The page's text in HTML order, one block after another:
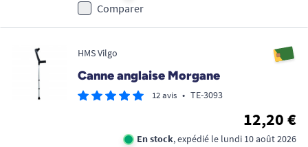
Comparer
HMS Vilgo
Canne anglaise Morgane
12 avis • TE-3093
12,20 €
En stock, expédié le lundi 10 août 2026